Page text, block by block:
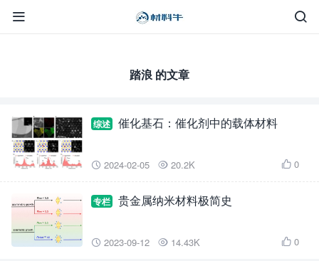


踏浪 的文章
综述 催化基石：催化剂中的载体材料
 2024-02-05  20.2K  0
专栏 贵金属纳米材料极简史
 2023-09-12  14.43K  0